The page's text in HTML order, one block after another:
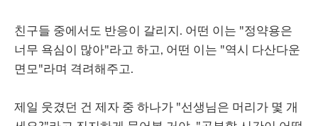
친구들 중에서도 반응이 갈리지. 어떤 이는 "정약용은
너무 욕심이 많아"라고 하고, 어떤 이는 "역시 다산다운
면모"라며 격려해주고.
제일 웃겼던 건 제자 중 하나가 "선생님은 머리가 몇 개